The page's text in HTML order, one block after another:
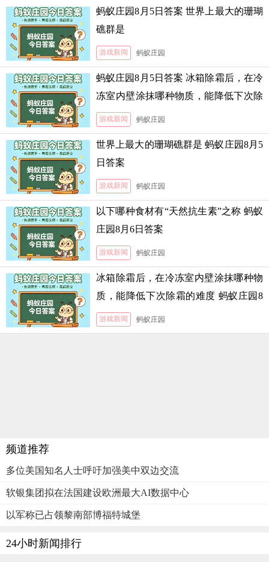
蚂蚁庄园8月5日答案 世界上最大的珊瑚
礁群是
游戏新闻 蚂蚁庄园
蚂蚁庄园8月5日答案 冰箱除霜后，在冷
冻室内壁涂抹哪种物质，能降低下次除
霜的难度
游戏新闻 蚂蚁庄园
世界上最大的珊瑚礁群是 蚂蚁庄园8月5
日答案
游戏新闻 蚂蚁庄园
以下哪种食材有“天然抗生素”之称 蚂蚁
庄园8月6日答案
游戏新闻 蚂蚁庄园
冰箱除霜后，在冷冻室内壁涂抹哪种物
质，能降低下次除霜的难度 蚂蚁庄园8
月5日答案
游戏新闻 蚂蚁庄园
频道推荐
多位美国知名人士呼吁加强美中双边交流
软银集团拟在法国建设欧洲最大AI数据中心
以军称已占领黎南部博福特城堡
24小时新闻排行